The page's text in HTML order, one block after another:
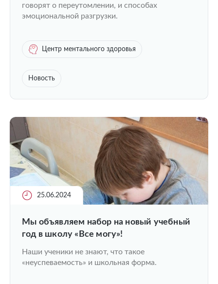
говорят о переутомлении, и способах
эмоциональной разгрузки.
Центр ментального здоровья
Новость
25.06.2024
Мы объявляем набор на новый учебный
год в школу «Все могу»!
Наши ученики не знают, что такое
«неуспеваемость» и школьная форма.